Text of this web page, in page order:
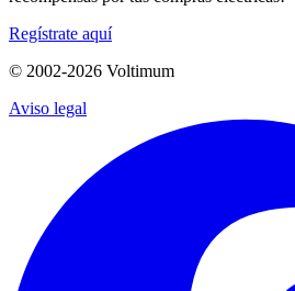
Regístrate aquí
© 2002-2026 Voltimum
Aviso legal